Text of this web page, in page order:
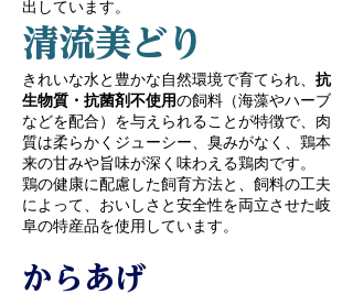
出しています。
清流美どり
きれいな水と豊かな自然環境で育てられ、 抗
生物質・抗菌剤不使用の飼料（海藻やハーブ
などを配合）を与えられることが特徴で、肉
質は柔らかくジューシー、臭みがなく、鶏本
来の甘みや旨味が深く味わえる鶏肉です。
鶏の健康に配慮した飼育方法と、飼料の工夫
によって、おいしさと安全性を両立させた岐
阜の特産品を使用しています。
からあげ